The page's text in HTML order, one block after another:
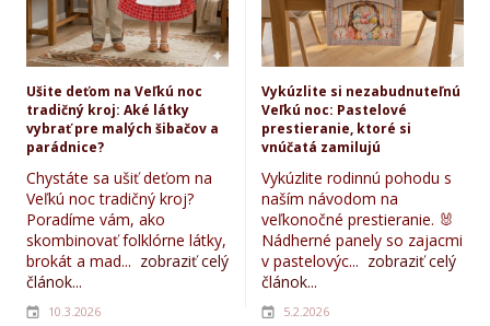
Ušite deťom na Veľkú noc
tradičný kroj: Aké látky
vybrať pre malých šibačov a
parádnice?
Chystáte sa ušiť deťom na
Veľkú noc tradičný kroj?
Poradíme vám, ako
skombinovať folklórne látky,
brokát a mad... zobraziť celý
článok...
10.3.2026
Vykúzlite si nezabudnuteľnú
Veľkú noc: Pastelové
prestieranie, ktoré si
vnúčatá zamilujú
Vykúzlite rodinnú pohodu s
naším návodom na
veľkonočné prestieranie. 🐰
Nádherné panely so zajacmi
v pastelovýc... zobraziť celý
článok...
5.2.2026